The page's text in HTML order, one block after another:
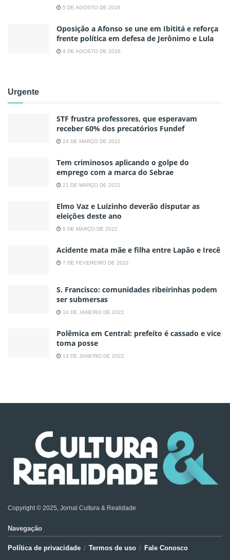
5 DE AGOSTO DE 2026
Oposição a Afonso se une em Ibititá e reforça
frente política em defesa de Jerônimo e Lula
4 DE AGOSTO DE 2026
Urgente
STF frustra professores, que esperavam
receber 60% dos precatórios Fundef
24 DE MARÇO DE 2022
Tem criminosos aplicando o golpe do
emprego com a marca do Sebrae
21 DE MARÇO DE 2022
Elmo Vaz e Luizinho deverão disputar as
eleições deste ano
6 DE MARÇO DE 2022
Acidente mata mãe e filha entre Lapão e Irecê
7 DE FEVEREIRO DE 2022
S. Francisco: comunidades ribeirinhas podem
ser submersas
14 DE JANEIRO DE 2022
Polêmica em Central: prefeito é cassado e vice
toma posse
13 DE JANEIRO DE 2022
Copyright © 2025, Jornal Cultura & Realidade
Navegação
Política de privacidade Termos de uso Fale Conosco